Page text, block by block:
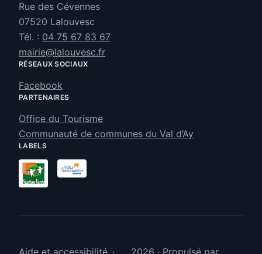
Rue des Cévennes
07520 Lalouvesc
Tél. : 04 75 67 83 67
mairie@lalouvesc.fr
RÉSEAUX SOCIAUX
Facebook
PARTENAIRES
Office du Tourisme
Communauté de communes du Val d’Ay
LABELS